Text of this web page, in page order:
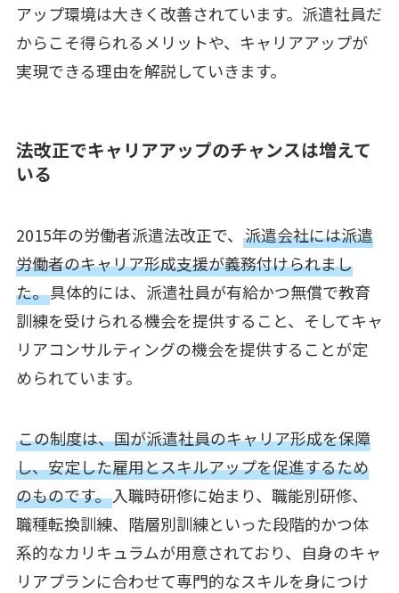
アップ環境は大きく改善されています。派遣社員だ
からこそ得られるメリットや、キャリアアップが
実現できる理由を解説していきます。
法改正でキャリアアップのチャンスは増えて
いる
2015年の労働者派遣法改正で、 派遣会社には派遣
労働者のキャリア形成支援が義務付けられまし
た。具体的には、派遣社員が有給かつ無償で教育
訓練を受けられる機会を提供すること、そしてキャ
リアコンサルティングの機会を提供することが定
められています。
この制度は、国が派遣社員のキャリア形成を保障
し、安定した雇用とスキルアップを促進するため
のものです。入職時研修に始まり、職能別研修、
職種転換訓練、階層別訓練といった段階的かつ体
系的なカリキュラムが用意されており、自身のキャ
リアプランに合わせて専門的なスキルを身につけ